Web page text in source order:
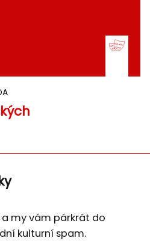
my vám párkrát do
kulturní spam.